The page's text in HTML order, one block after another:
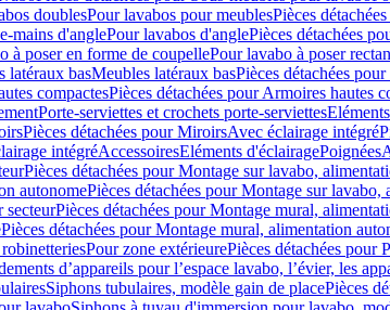
doublesPour lavabos pour meublesPièces
mains d'anglePour lavabos d'anglePièces détachées
à poser en forme de coupellePour lavabo à poser
latéraux basMeubles latéraux basPièces détachées
compactesPièces détachées pour Armoires hautes
Porte-serviettes et crochets porte-serviettes
Pièces détachées pour MiroirsAvec éclairage intégré
intégréAccessoiresEléments d'éclairagePoignées
Pièces détachées pour Montage sur lavabo,
autonomePièces détachées pour Montage sur lavabo,
secteurPièces détachées pour Montage mural,
Pièces détachées pour Montage mural, alimentation
Pour zone extérieurePièces détachées pour
d’appareils pour l’espace lavabo, l’évier, les
Siphons tubulaires, modèle gain de placePièces